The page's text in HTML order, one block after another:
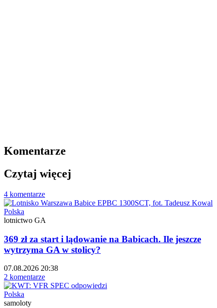
Komentarze
Czytaj więcej
4 komentarze
Polska
lotnictwo GA
369 zł za start i lądowanie na Babicach. Ile jeszcze
wytrzyma GA w stolicy?
07.08.2026 20:38
2 komentarze
Polska
samoloty